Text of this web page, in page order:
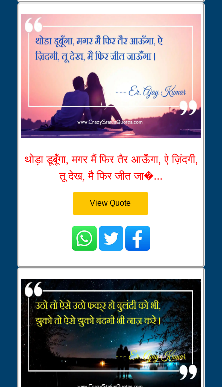
थोड़ा डूबूँगा, मगर मैं फिर तैर आऊँगा, ऐ ज़िंदगी,
तू देख, मै फिर जीत जा�...
View Quote